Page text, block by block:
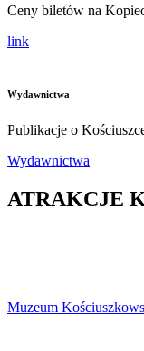
Ceny biletów na
link
Wydawnictwa
Publikacje o
Wydawnictwa
ATRAKCJE
Muzeum